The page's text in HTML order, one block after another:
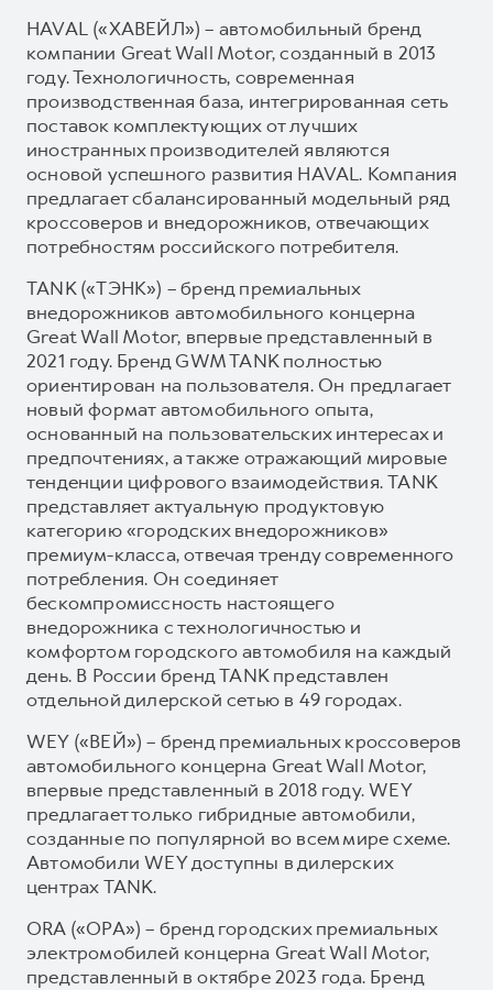
HAVAL («ХАВЕЙЛ») – автомобильный бренд
компании Great Wall Motor, созданный в 2013
году. Технологичность, современная
производственная база, интегрированная сеть
поставок комплектующих от лучших
иностранных производителей являются
основой успешного развития HAVAL. Компания
предлагает сбалансированный модельный ряд
кроссоверов и внедорожников, отвечающих
потребностям российского потребителя.
TANK («ТЭНК») – бренд премиальных
внедорожников автомобильного концерна
Great Wall Motor, впервые представленный в
2021 году. Бренд GWM TANK полностью
ориентирован на пользователя. Он предлагает
новый формат автомобильного опыта,
основанный на пользовательских интересах и
предпочтениях, а также отражающий мировые
тенденции цифрового взаимодействия. TANK
представляет актуальную продуктовую
категорию «городских внедорожников»
премиум-класса, отвечая тренду современного
потребления. Он соединяет
бескомпромиссность настоящего
внедорожника с технологичностью и
комфортом городского автомобиля на каждый
день. В России бренд TANK представлен
отдельной дилерской сетью в 49 городах.
WEY («ВЕЙ») – бренд премиальных кроссоверов
автомобильного концерна Great Wall Motor,
впервые представленный в 2018 году. WEY
предлагает только гибридные автомобили,
созданные по популярной во всем мире схеме.
Автомобили WEY доступны в дилерских
центрах TANK.
ORA («ОРА») – бренд городских премиальных
электромобилей концерна Great Wall Motor,
представленный в октябре 2023 года. Бренд